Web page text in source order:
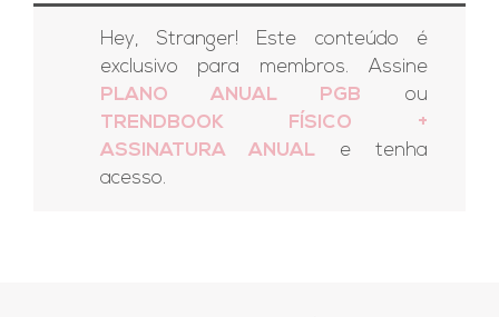
Hey, Stranger! Este conteúdo é
exclusivo para membros. Assine
PLANO ANUAL PGB ou
TRENDBOOK FÍSICO +
ASSINATURA ANUALe tenha
acesso.